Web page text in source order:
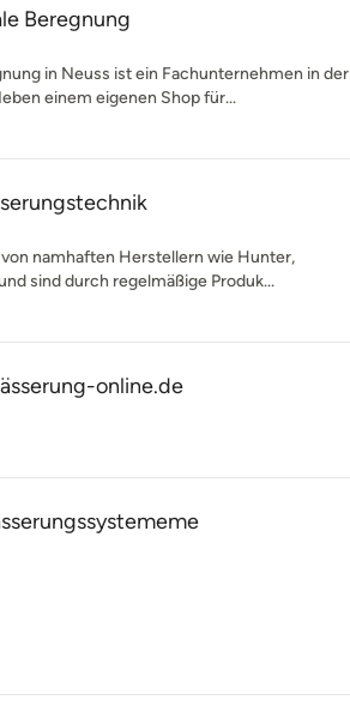
Beregnung
in Neuss ist ein Fachunternehmen in der
einem eigenen Shop für...
namhaften Herstellern wie Hunter,
sind durch regelmäßige Produk...
online.de